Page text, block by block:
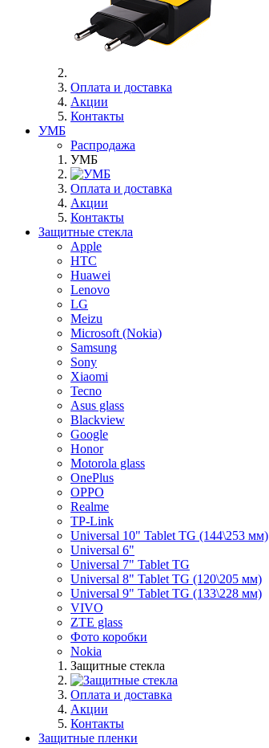
Оплата и доставка
Акции
Контакты
УМБ
Распродажа
УМБ
Оплата и доставка
Акции
Контакты
Защитные стекла
Apple
HTC
Huawei
Lenovo
LG
Meizu
Microsoft (Nokia)
Samsung
Sony
Xiaomi
Tecno
Asus glass
Blackview
Google
Honor
Motorola glass
OnePlus
OPPO
Realme
TP-Link
Universal 10" Tablet TG (144\253 мм)
Universal 6"
Universal 7" Tablet TG
Universal 8" Tablet TG (120\205 мм)
Universal 9" Tablet TG (133\228 мм)
VIVO
ZTE glass
Фото коробки
Nokia
Защитные стекла
Оплата и доставка
Акции
Контакты
Защитные пленки